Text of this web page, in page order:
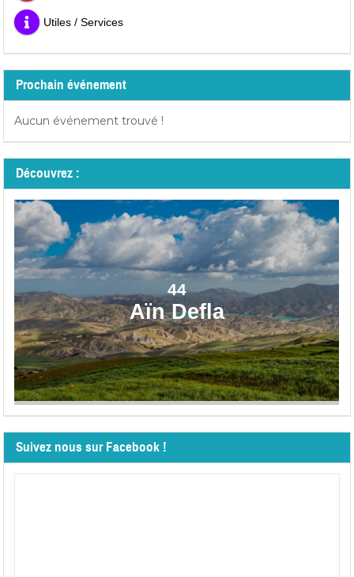
Utiles / Services
Prochain événement
Aucun événement trouvé !
Découvrez :
44
Aïn Defla
Suivez nous sur Facebook !